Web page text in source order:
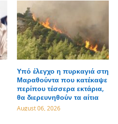
Υπό έλεγχο η πυρκαγιά στη
Μαραθούντα που κατέκαψε
περίπου τέσσερα εκτάρια,
θα διερευνηθούν τα αίτια
August 06, 2026